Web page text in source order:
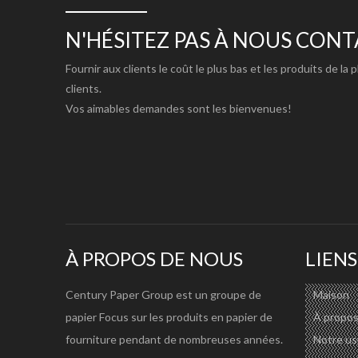
de Guangzhou, ce qui est plus facile pour une bonne
Article
Papier A4 80gsm double
Quantité de charge (20 pieds)
Substance
75 g/m²
8200 rames
70gsm
8400 rames
À propos du forfait :
N'HÉSITEZ PAS À NOUS
Fournir aux clients le coût le plus bas et les produits de
clients.
Vos aimables demandes sont les bienvenues!
À PROPOS DE NOUS
Century Paper Group est un groupe de
papier Focus sur les produits en papier de
fourniture pendant de nombreuses années.
Maison
À
Notre